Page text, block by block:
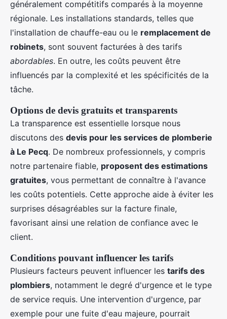
généralement compétitifs comparés à la moyenne
régionale. Les installations standards, telles que
l'installation de chauffe-eau ou le remplacement de
robinets, sont souvent facturées à des tarifs
abordables. En outre, les coûts peuvent être
influencés par la complexité et les spécificités de la
tâche.
Options de devis gratuits et transparents
La transparence est essentielle lorsque nous
discutons des devis pour les services de plomberie
à Le Pecq. De nombreux professionnels, y compris
notre partenaire fiable, proposent des estimations
gratuites, vous permettant de connaître à l'avance
les coûts potentiels. Cette approche aide à éviter les
surprises désagréables sur la facture finale,
favorisant ainsi une relation de confiance avec le
client.
Conditions pouvant influencer les tarifs
Plusieurs facteurs peuvent influencer les tarifs des
plombiers, notamment le degré d'urgence et le type
de service requis. Une intervention d'urgence, par
exemple pour une fuite d'eau majeure, pourrait